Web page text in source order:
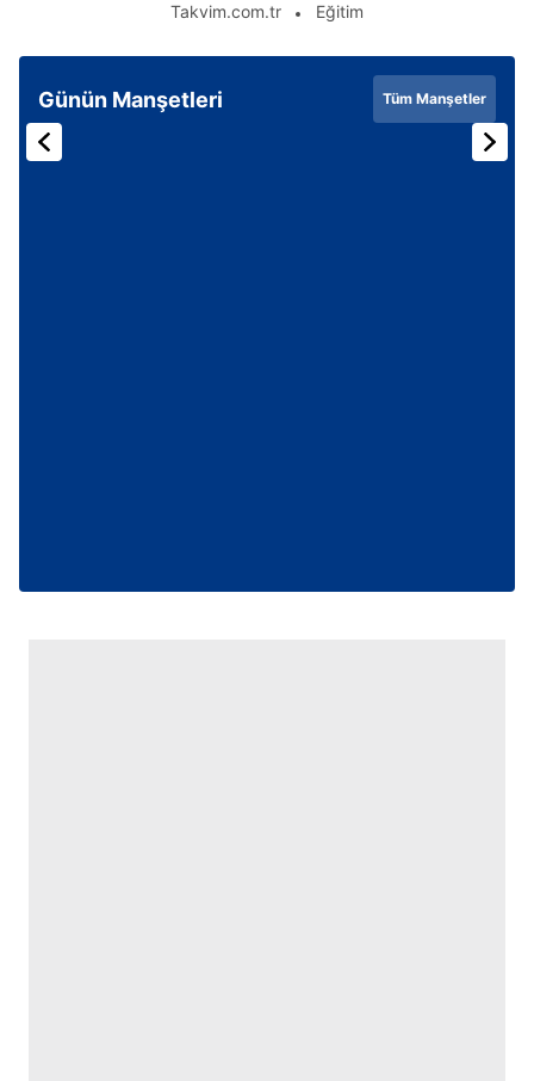
Takvim.com.tr Eğitim
Günün Manşetleri Tüm Manşetler